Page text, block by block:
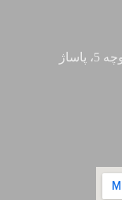
اصفهان، نواب صفوی (صمدیه)، بعد از کوچه 5، پاساژ